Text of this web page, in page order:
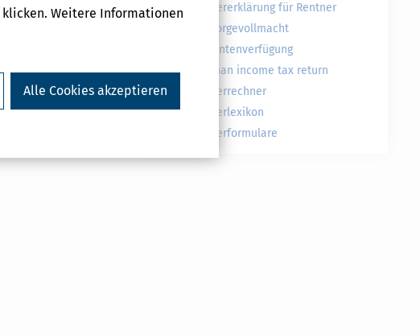
Weitere Informationen
Alle Cookies akzeptieren
Steuererklärung für Rentner
Vorsorgevollmacht
Patientenverfügung
German income tax return
Steuerrechner
Steuerlexikon
Steuerformulare